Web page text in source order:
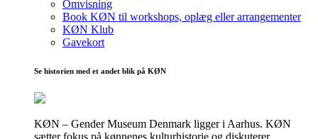
Omvisning
Book KØN til workshops, oplæg eller arrangementer
KØN Klub
Gavekort
Se historien med et andet blik på KØN
KØN – Gender Museum Denmark ligger i Aarhus. KØN